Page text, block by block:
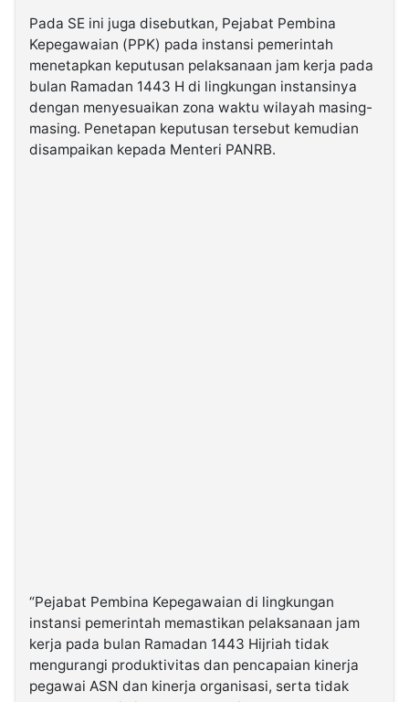
Pada SE ini juga disebutkan, Pejabat Pembina
Kepegawaian (PPK) pada instansi pemerintah
menetapkan keputusan pelaksanaan jam kerja pada
bulan Ramadan 1443 H di lingkungan instansinya
dengan menyesuaikan zona waktu wilayah masing-
masing. Penetapan keputusan tersebut kemudian
disampaikan kepada Menteri PANRB.
“Pejabat Pembina Kepegawaian di lingkungan
instansi pemerintah memastikan pelaksanaan jam
kerja pada bulan Ramadan 1443 Hijriah tidak
mengurangi produktivitas dan pencapaian kinerja
pegawai ASN dan kinerja organisasi, serta tidak